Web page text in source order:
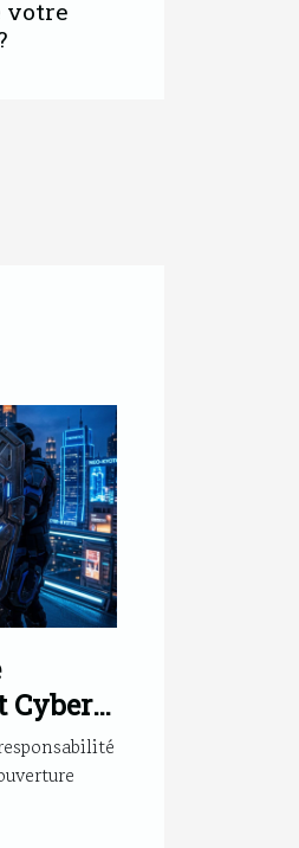
votre
Cyber